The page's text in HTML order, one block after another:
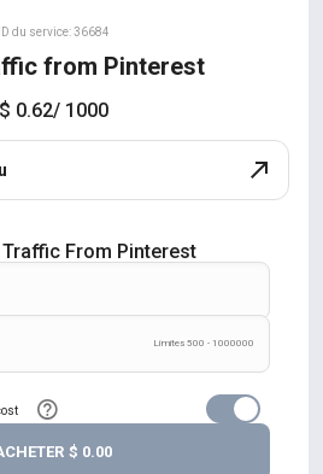
ID du service: 36684
from Pinterest
$ 0.62/ 1000
From Pinterest
Límites 500 - 1000000
$ 0.00